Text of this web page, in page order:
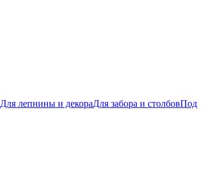
Для лепнины и декораДля забора и столбовПод